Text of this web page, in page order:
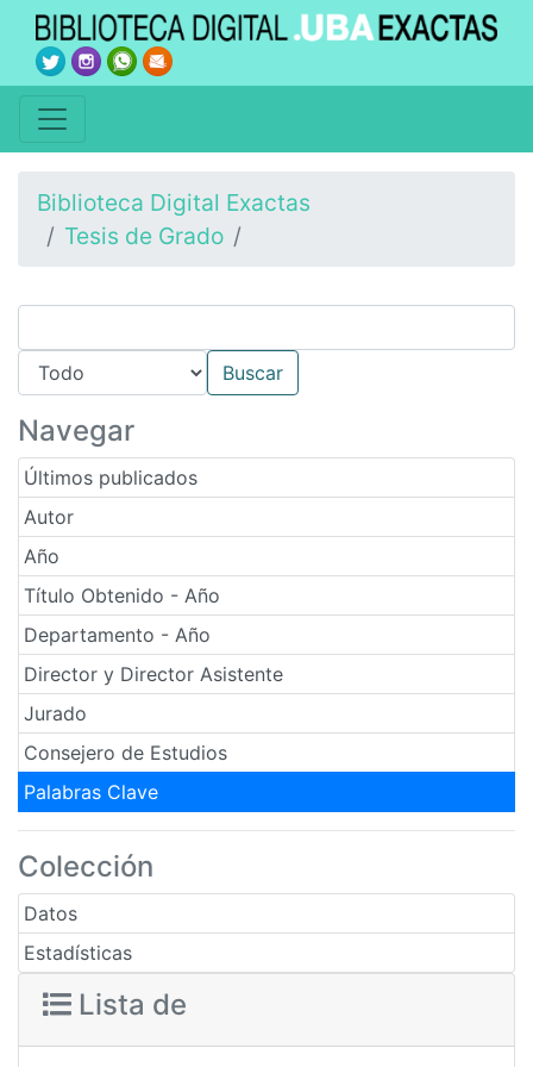
Biblioteca Digital Exactas
Tesis de Grado
Navegar
Últimos publicados
Autor
Año
Título Obtenido - Año
Departamento - Año
Director y Director Asistente
Jurado
Consejero de Estudios
Palabras Clave
Colección
Datos
Estadísticas
Lista de